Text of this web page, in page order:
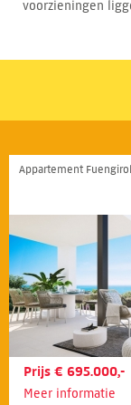
voorzieningen
Appartement
Prijs € 695.000,-
Meer informatie